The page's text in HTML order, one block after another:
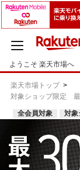
ようこそ 楽天市場へ
楽天市場トップ
対象ショップ限定 最
全会員対象 対象